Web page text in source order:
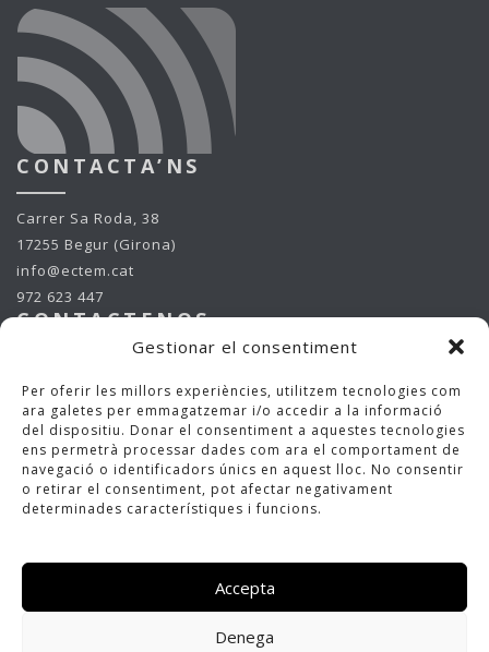
Gestionar el consentiment
Per oferir les millors experiències, utilitzem tecnologies com
ara galetes per emmagatzemar i/o accedir a la informació
del dispositiu. Donar el consentiment a aquestes tecnologies
ens permetrà processar dades com ara el comportament de
navegació o identificadors únics en aquest lloc. No consentir
o retirar el consentiment, pot afectar negativament
determinades característiques i funcions.
Accepta
Denega
CONTACTA’NS
Carrer Sa Roda, 38
17255 Begur (Girona)
info@ectem.cat
972 623 447
CONTACTENOS
17255 Begur (Girona)
info@ectem.cat
972 623 447
CONTACT US
972 623 447